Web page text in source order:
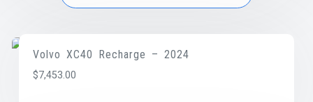
Volvo XC40 Recharge – 2024
$7,453.00